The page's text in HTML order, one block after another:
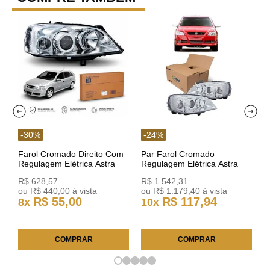
-30%
Farol Cromado Direito Com
Regulagem Elétrica Astra
R$ 628,57
ou R$ 440 00 à vista
8x R$ 55,00
COMPRAR
-24%
Par Farol Cromado
Regulagem Elétrica Astra
R$ 1.542,31
ou R$ 1 179 40 à vista
10x R$ 117,94
COMPRAR